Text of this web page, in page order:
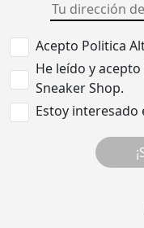
Acepto Politica
He leído y acepto
Sneaker Shop.
Estoy